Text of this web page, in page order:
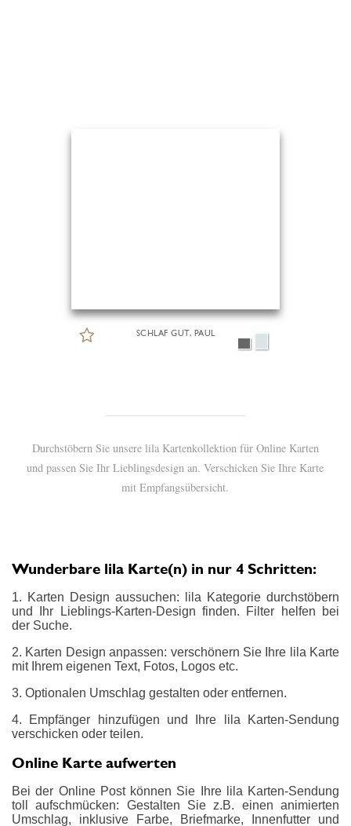
SCHLAF GUT, PAUL
Durchstöbern Sie unsere lila Kartenkollektion für Online Karten
und passen Sie Ihr Lieblingsdesign an. Verschicken Sie Ihre Karte
mit Empfangsübersicht.
Wunderbare lila Karte(n) in nur 4 Schritten:
1. Karten Design aussuchen: lila Kategorie durchstöbern
und Ihr Lieblings-Karten-Design finden. Filter helfen bei
der Suche.
2. Karten Design anpassen: verschönern Sie Ihre lila Karte
mit Ihrem eigenen Text, Fotos, Logos etc.
3. Optionalen Umschlag gestalten oder entfernen.
4. Empfänger hinzufügen und Ihre lila Karten-Sendung
verschicken oder teilen.
Online Karte aufwerten
Bei der Online Post können Sie Ihre lila Karten-Sendung
toll aufschmücken: Gestalten Sie z.B. einen animierten
Umschlag, inklusive Farbe, Briefmarke, Innenfutter und